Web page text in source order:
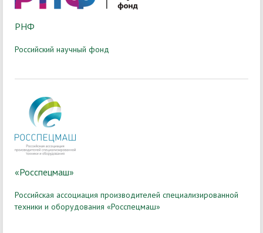
РНФ
Российский научный фонд
«Росспецмаш»
Российская ассоциация производителей специализированной
техники и оборудования «Росспецмаш»